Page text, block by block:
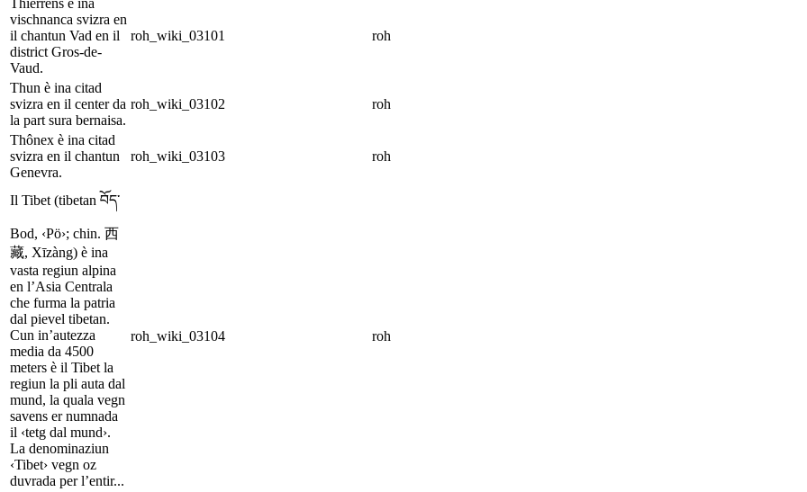
Thierrens è ina
vischnanca svizra en
il chantun Vad en il
district Gros-de-
Vaud.
roh_wiki_03101 roh
Thun è ina citad
svizra en il center da
la part sura bernaisa.
roh_wiki_03102 roh
Thônex è ina citad
svizra en il chantun
Genevra.
roh_wiki_03103 roh
Il Tibet (tibetan བོད་
Bod, ‹Pö›; chin. 西
藏, Xīzàng) è ina
vasta regiun alpina
en l’Asia Centrala
che furma la patria
dal pievel tibetan.
Cun in’autezza
media da 4500
meters è il Tibet la
regiun la pli auta dal
mund, la quala vegn
savens er numnada
il ‹tetg dal mund›.
La denominaziun
‹Tibet› vegn oz
duvrada per l’entir...
roh_wiki_03104 roh